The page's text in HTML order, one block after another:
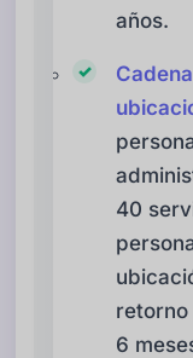
años.
40
retorno
6